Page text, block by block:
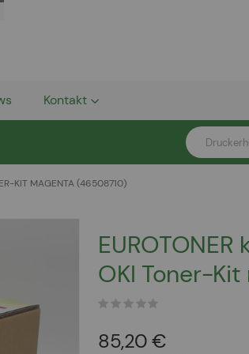
Kontakt
KIT MAGENTA (46508710)
OKI Toner-
85,20 €